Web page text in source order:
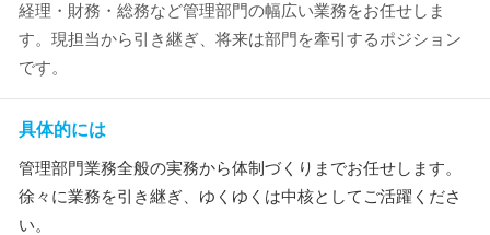
経理・財務・総務など管理部門の幅広い業務をお任せしま
す。現担当から引き継ぎ、将来は部門を牽引するポジション
です。
具体的には
管理部門業務全般の実務から体制づくりまでお任せします。
徐々に業務を引き継ぎ、ゆくゆくは中核としてご活躍くださ
い。